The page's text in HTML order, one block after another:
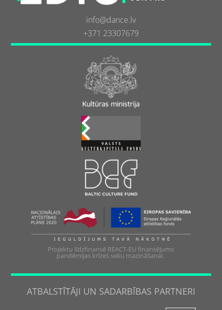
info@dance.lv
+371 23307679
Projektu līdzfinansē REACT-EU finansējums
pandēmijas krīzes seku mazināšanai.
ATBALSTĪTĀJI UN SADARBĪBAS PARTNERI